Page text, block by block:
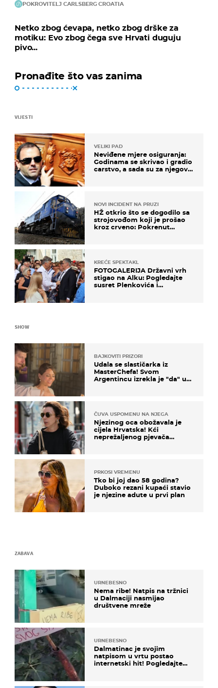
POKROVITELJ CARLSBERG CROATIA
Netko zbog ćevapa, netko zbog drške za
motiku: Evo zbog čega sve Hrvati duguju
pivo...
Pronađite što vas zanima
VIJESTI
VELIKI PAD
Neviđene mjere osiguranja:
Godinama se skrivao i gradio
carstvo, a sada su za njegovo
NOVI INCIDENT NA PRUZI
HŽ otkrio što se dogodilo sa
strojovođom koji je prošao
kroz crveno: Pokrenut
KREĆE SPEKTAKL
FOTOGALERIJA Državni vrh
stigao na Alku: Pogledajte
susret Plenkovića i
SHOW
BAJKOVITI PRIZORI
Udala se slastičarka iz
MasterChefa! Svom
Argentincu izrekla je "da" u
ČUVA USPOMENU NA NJEGA
Njezinog oca obožavala je
cijela Hrvatska! Kći
neprežaljenog pjevača
PRKOSI VREMENU
Tko bi joj dao 58 godina?
Duboko rezani kupaći stavio
je njezine adute u prvi plan
ZABAVA
URNEBESNO
Nema ribe! Natpis na tržnici
u Dalmaciji nasmijao
društvene mreže
URNEBESNO
Dalmatinac je svojim
natpisom u vrtu postao
internetski hit! Pogledajte